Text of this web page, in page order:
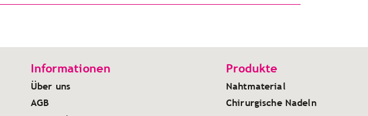
Informationen
Über uns
AGB
Produkte
Nahtmaterial
Chirurgische Nadeln